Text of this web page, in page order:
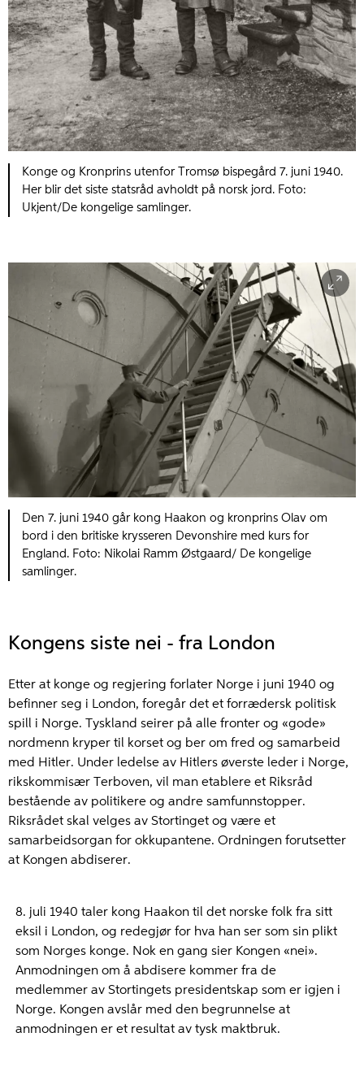
Konge og Kronprins utenfor Tromsø bispegård 7. juni 1940.
Her blir det siste statsråd avholdt på norsk jord. Foto:
Ukjent/De kongelige samlinger.
Den 7. juni 1940 går kong Haakon og kronprins Olav om
bord i den britiske krysseren Devonshire med kurs for
England. Foto: Nikolai Ramm Østgaard/ De kongelige
samlinger.
Kongens siste nei - fra London
Etter at konge og regjering forlater Norge i juni 1940 og
befinner seg i London, foregår det et forrædersk politisk
spill i Norge. Tyskland seirer på alle fronter og «gode»
nordmenn kryper til korset og ber om fred og samarbeid
med Hitler. Under ledelse av Hitlers øverste leder i Norge,
rikskommisær Terboven, vil man etablere et Riksråd
bestående av politikere og andre samfunnstopper.
Riksrådet skal velges av Stortinget og være et
samarbeidsorgan for okkupantene. Ordningen forutsetter
at Kongen abdiserer.
8. juli 1940 taler kong Haakon til det norske folk fra sitt
eksil i London, og redegjør for hva han ser som sin plikt
som Norges konge. Nok en gang sier Kongen «nei».
Anmodningen om å abdisere kommer fra de
medlemmer av Stortingets presidentskap som er igjen i
Norge. Kongen avslår med den begrunnelse at
anmodningen er et resultat av tysk maktbruk.